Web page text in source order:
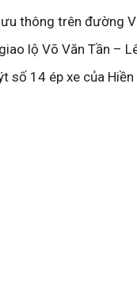
thông trên đường
lộ Võ Văn Tần –
số 14 ép xe của